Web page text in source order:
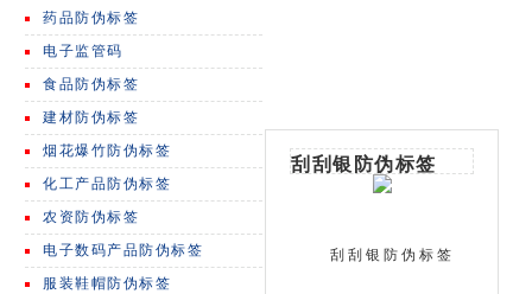
药品防伪标签
电子监管码
食品防伪标签
建材防伪标签
烟花爆竹防伪标签
化工产品防伪标签
农资防伪标签
电子数码产品防伪标签
服装鞋帽防伪标签
刮刮银防伪标签
刮刮银防伪标签